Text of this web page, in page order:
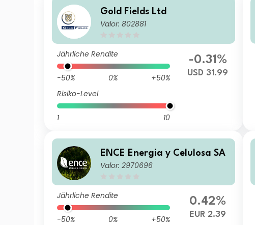
Gold Fields Ltd
Valor: 802881
Jährliche Rendite
-50% 0%
+50%
Risiko-Level
1 10
-0.31%
USD 31.99
ENCE Energia y Celulosa SA
Valor: 2970696
Jährliche Rendite
-50% 0%
+50%
0.42%
EUR 2.39